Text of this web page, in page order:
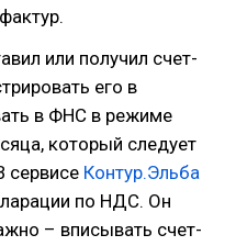
или получил счет-
его в
в ФНС в режиме
который следует
сервисе Контур.Эльба
по НДС. Он
– вписывать счет-